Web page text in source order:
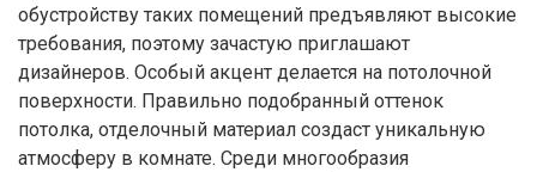
обустройству таких помещений предъявляют высокие
требования, поэтому зачастую приглашают
дизайнеров. Особый акцент делается на потолочной
поверхности. Правильно подобранный оттенок
потолка, отделочный материал создаст уникальную
атмосферу в комнате. Среди многообразия